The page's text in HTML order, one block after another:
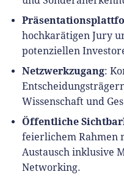
Unsere
Online-Kredit
Kassensystem
Versicherungen
Business Angels
Zuschüsse
Kontokorrenkredit
Flexible Kreditlinie
Firmenkonto
Business Model Canvas
Gründertest
Gründungsassistent
Finanzplan Tool
Preiskalkulation
Lohnsoftware
Angebote
Unsere
Geförderte Beratung
Marke, AGB &
Geschäftskonto
Richtig versichern
hochkarätigen Jury
potenziellen
Netzwerkzugang:
Wissenschaft und
Öffentliche
feierlichem Rahmen
Austausch inklusive
Networking.